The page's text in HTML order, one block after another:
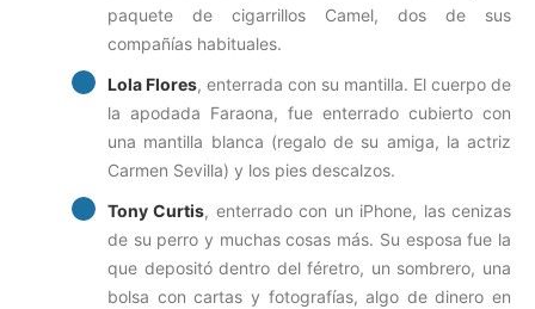
paquete de cigarrillos Camel, dos de sus
compañías habituales.
Lola Flores, enterrada con su mantilla. El cuerpo de
la apodada Faraona, fue enterrado cubierto con
una mantilla blanca (regalo de su amiga, la actriz
Carmen Sevilla) y los pies descalzos.
Tony Curtis, enterrado con un iPhone, las cenizas
de su perro y muchas cosas más. Su esposa fue la
que depositó dentro del féretro, un sombrero, una
bolsa con cartas y fotografías, algo de dinero en